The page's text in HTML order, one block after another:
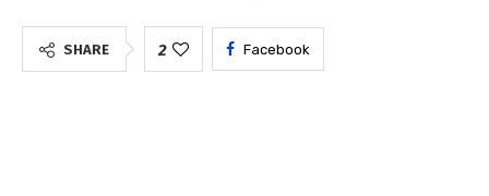
SHARE 2 Facebook